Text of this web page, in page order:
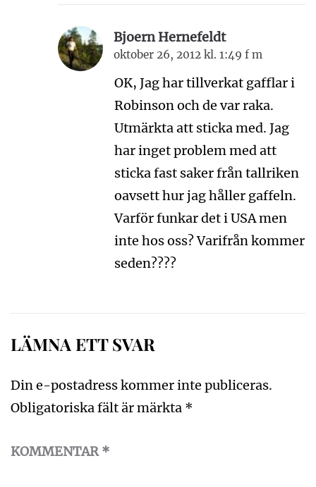
Bjoern Hernefeldt
oktober 26, 2012 kl. 1:49 f m
OK, Jag har tillverkat gafflar i
Robinson och de var raka.
Utmärkta att sticka med. Jag
har inget problem med att
sticka fast saker från tallriken
oavsett hur jag håller gaffeln.
Varför funkar det i USA men
inte hos oss? Varifrån kommer
seden????
LÄMNA ETT SVAR
Din e-postadress kommer inte publiceras.
Obligatoriska fält är märkta *
KOMMENTAR*